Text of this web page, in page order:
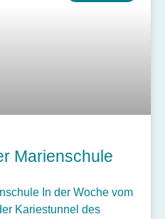
Marienschule
In der Woche vom
Kariestunnel des